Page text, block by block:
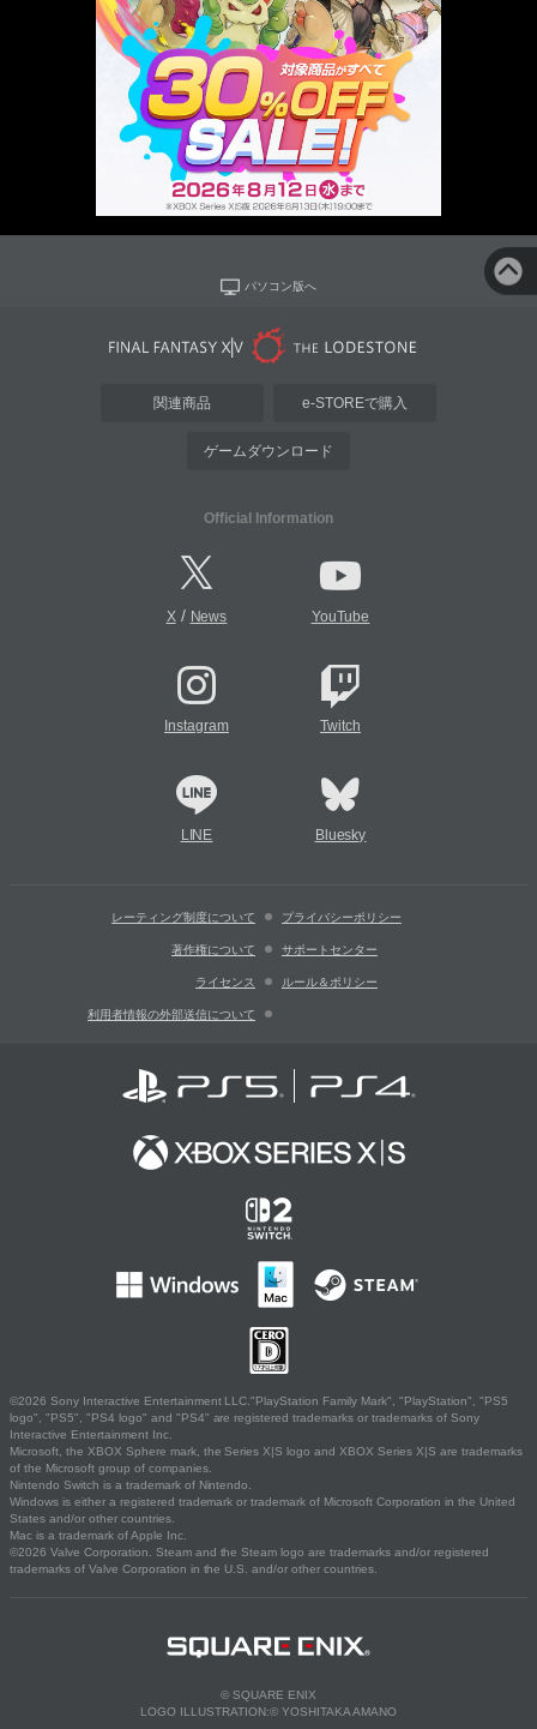
パソコン版へ
関連商品 e-STOREで購入
ゲームダウンロード
Official Information
X/ News YouTube
Instagram Twitch
LINE Bluesky
レーティング制度について プライバシーポリシー
著作権について サポートセンター
ライセンス ルール＆ポリシー
利用者情報の外部送信について
©2026 Sony Interactive Entertainment LLC."PlayStation Family Mark", "PlayStation", "PS5
logo", "PS5", "PS4 logo" and "PS4" are registered trademarks or trademarks of Sony
Interactive Entertainment Inc.
Microsoft, the XBOX Sphere mark, the Series X|S logo and XBOX Series X|S are trademarks
of the Microsoft group of companies.
Nintendo Switch is a trademark of Nintendo.
Windows is either a registered trademark or trademark of Microsoft Corporation in the United
States and/or other countries.
Mac is a trademark of Apple Inc.
©2026 Valve Corporation. Steam and the Steam logo are trademarks and/or registered
trademarks of Valve Corporation in the U.S. and/or other countries.
© SQUARE ENIX
LOGO ILLUSTRATION:© YOSHITAKA AMANO